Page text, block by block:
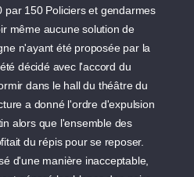
par 150 Policiers et gendarmes
même aucune solution de
n'ayant été proposée par la
décidé avec l'accord du
dans le hall du théâtre du
a donné l'ordre d'expulsion
alors que l'ensemble des
du répis pour se reposer.
d'une manière inacceptable,